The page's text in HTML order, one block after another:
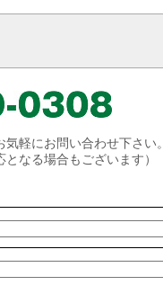
軽にお問い合わせ下さい。
なる場合もございます）